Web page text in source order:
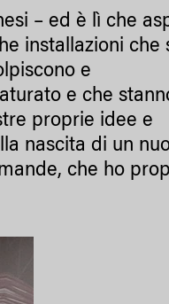
– ed è lì che
installazioni che
e
e che
proprie idee e
nascita di un
che ho